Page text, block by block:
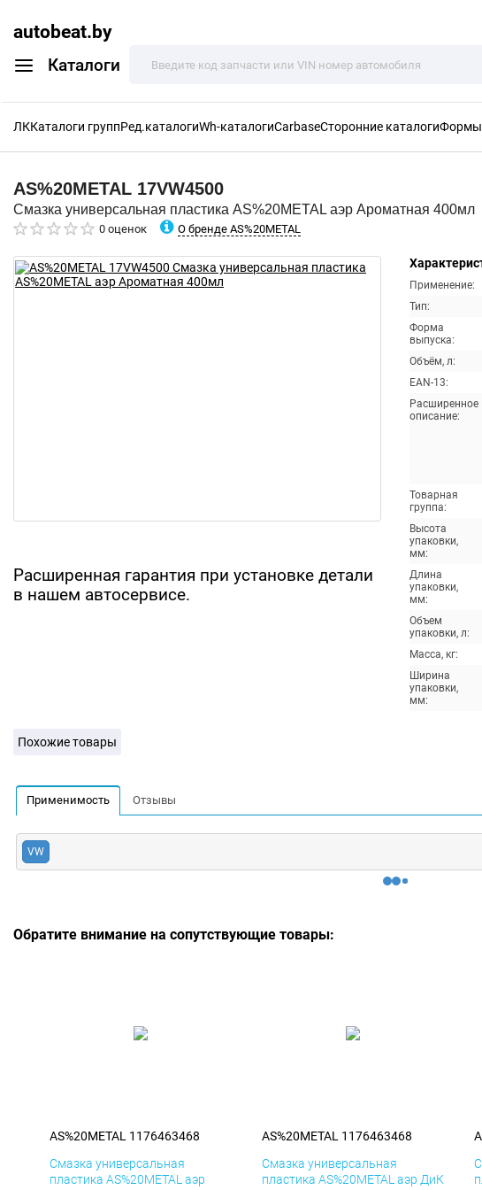
autobeat.by
Каталоги
ЛККаталоги группРед.каталогиWh-каталогиCarbaseСторонние каталогиФормы
AS%20METAL 17VW4500
Смазка универсальная пластика AS%20METAL аэр Ароматная 400мл
0 оценок О бренде AS%20METAL
Расширенная гарантия при установке детали
в нашем автосервисе.
Применение:
Тип:
Форма
выпуска:
Объём, л:
EAN-13:
Расширенное
описание:
Товарная
группа:
Высота
упаковки,
мм:
Длина
упаковки,
мм:
Объем
упаковки, л:
Масса, кг:
Ширина
упаковки,
мм:
Похожие товары
Применимость Отзывы
VW
Обратите внимание на сопутствующие товары:
AS%20METAL 1176463468
Смазка универсальная
пластика AS%20METAL аэр
AS%20METAL 1176463468
Смазка универсальная
пластика AS%20METAL аэр ДиК